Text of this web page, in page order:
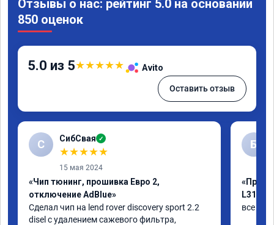
Отзывы о нас: рейтинг 5.0 на основании
850 оценок
5.0 из 5★★★★★ Avito
Оставить отзыв
С СибСвая ✓
★★★★★
15 мая 2024
«Чип тюнинг, прошивка Евро 2,
отключение AdBlue»
Сделал чип на lend rover discovery sport 2.2
disel с удалением сажевого фильтра,
Б
L319»
все